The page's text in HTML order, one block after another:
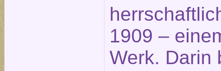
1909 –
Werk. Darin